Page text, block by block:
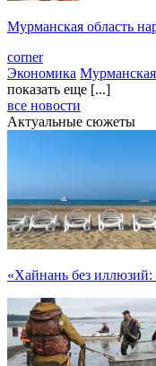
Мурманская область
corner
Экономика Мурманская
показать еще [...]
все новости
Актуальные сюжеты
«Хайнань без иллюзий: